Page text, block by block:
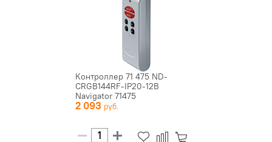
Контроллер 71 475 ND-
CRGB144RF-IP20-12В
Navigator 71475
2 093